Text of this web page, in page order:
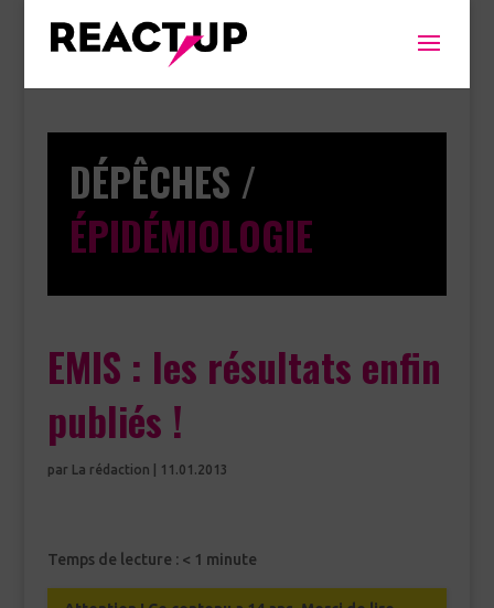
DÉPÊCHES /
ÉPIDÉMIOLOGIE
EMIS : les résultats enfin
publiés !
par La rédaction 11.01.2013
Temps de lecture : < 1 minute